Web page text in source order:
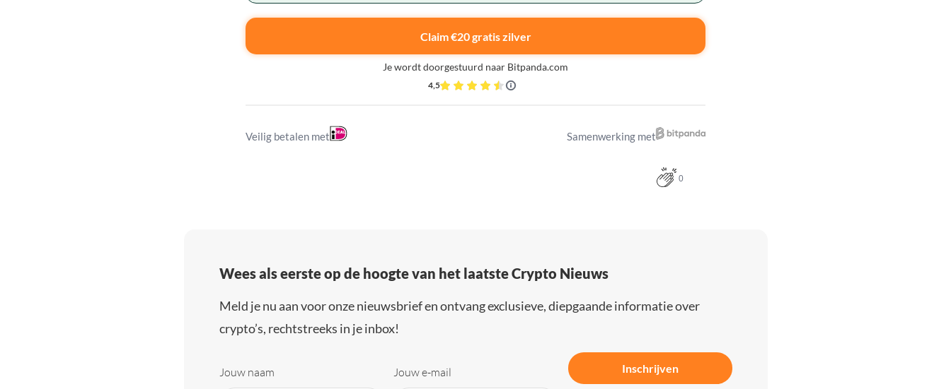
Claim €20 gratis zilver
Je wordt doorgestuurd naar Bitpanda.com
4,5
Veilig betalen met Samenwerking met
0
Wees als eerste op de hoogte van het laatste Crypto Nieuws
Meld je nu aan voor onze nieuwsbrief en ontvang exclusieve, diepgaande informatie over
crypto’s, rechtstreeks in je inbox!
Jouw naam Jouw e-mail Inschrijven